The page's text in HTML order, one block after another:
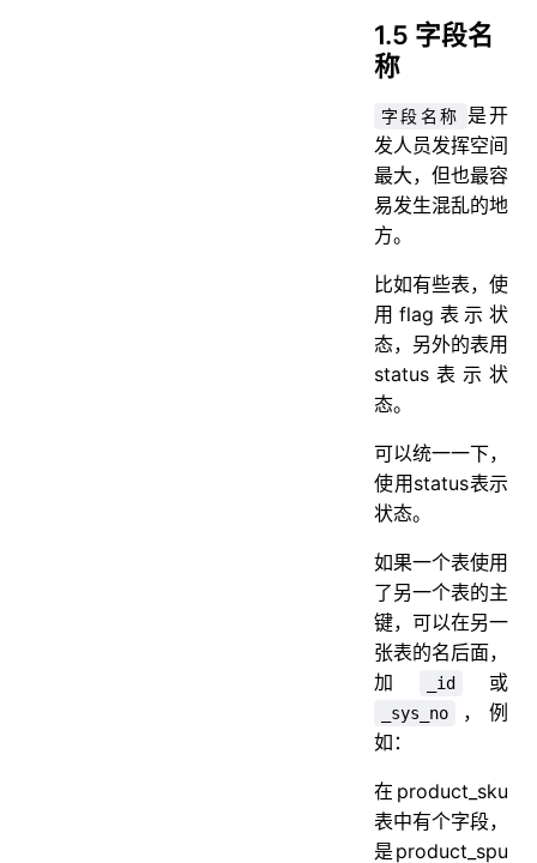
1.5 字段名
称
字段名称
是开
发人员发挥空间
最大，但也最容
易发生混乱的地
方。
比如有些表，使
用flag表示状
态，另外的表用
status表示状
态。
可以统一一下，
使用status表示
状态。
如果一个表使用
了另一个表的主
键，可以在另一
张表的名后面，
加
_id 或
_sys_no
，例
如：
在product_sku
表中有个字段，
是product_spu